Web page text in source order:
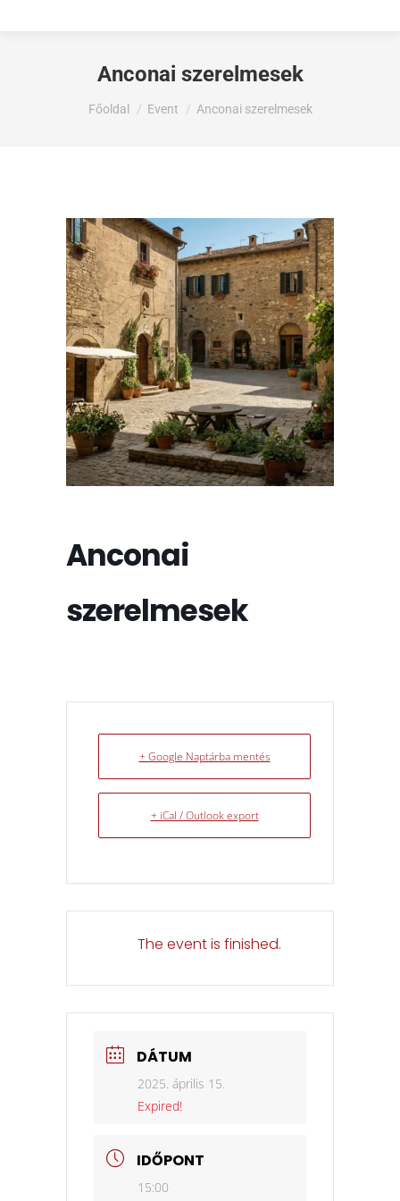
Anconai szerelmesek
Ön itt van:
Főoldal Event Anconai szerelmesek
Anconai
szerelmesek
+ Google Naptárba mentés
+ iCal / Outlook export
The event is finished.
DÁTUM
2025. április 15.
Expired!
IDŐPONT
15:00